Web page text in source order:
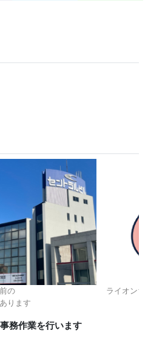
の
ります
ライオン
務作業を行います